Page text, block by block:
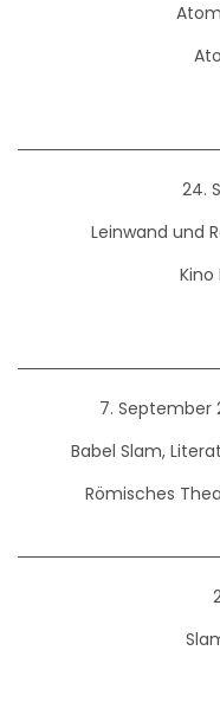
24.
Leinwand und
Kino
7. September
Babel Slam,
Römisches